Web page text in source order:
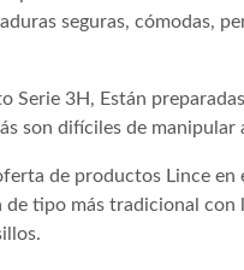
seguras, cómodas,
Serie 3H, Están
son difíciles de
de productos Lince en
tipo más tradicional